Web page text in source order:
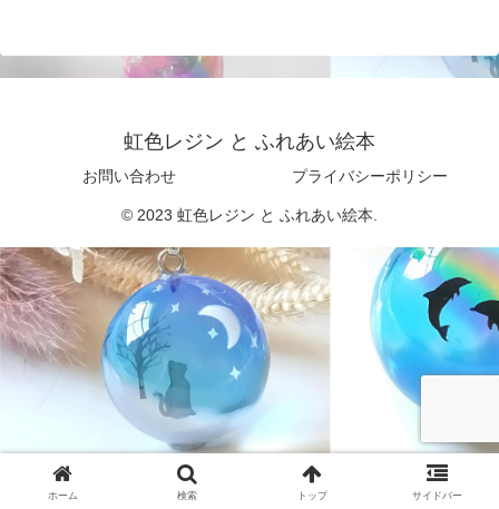
虹色レジン と ふれあい絵本
お問い合わせ プライバシーポリシー
© 2023 虹色レジン と ふれあい絵本.
ホーム 検索 トップ サイドバー